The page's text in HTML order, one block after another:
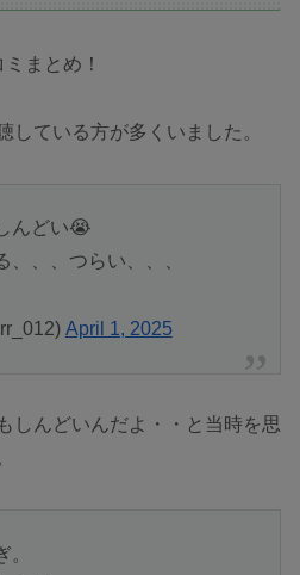
まとめ！
している方が多くいました。
んどい😭
、、つらい、、、
April 1, 2025
しんどいんだよ・・と当時を思